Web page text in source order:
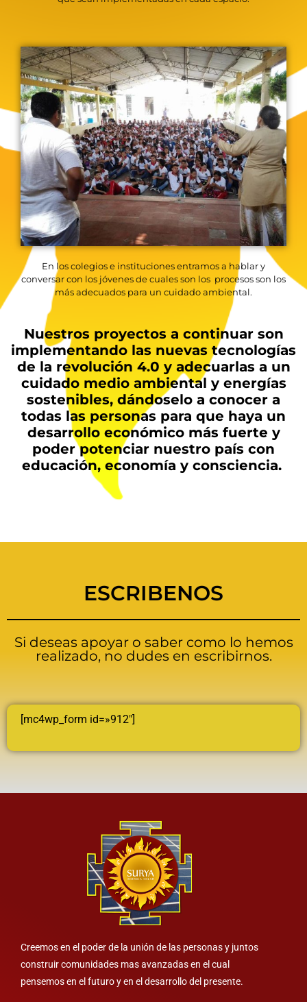
En los colegios e instituciones entramos a hablar y
conversar con los jóvenes de cuales son los procesos son los
más adecuados para un cuidado ambiental.
Nuestros proyectos a continuar son
implementando las nuevas tecnologías
de la revolución 4.0 y adecuarlas a un
cuidado medio ambiental y energías
sostenibles, dándoselo a conocer a
todas las personas para que haya un
desarrollo económico más fuerte y
poder potenciar nuestro país con
educación, economía y consciencia.
ESCRIBENOS
Si deseas apoyar o saber como lo hemos
realizado, no dudes en escribirnos.
[mc4wp_form id=»912″]
Creemos en el poder de la unión de las personas y juntos
construir comunidades mas avanzadas en el cual
pensemos en el futuro y en el desarrollo del presente.